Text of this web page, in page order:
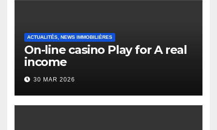
ACTUALITÉS, NEWS IMMOBILIÈRES
On-line casino Play for A real
income
30 MAR 2026